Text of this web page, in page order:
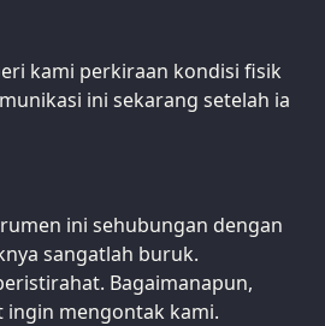
kami perkiraan kondisi fisik
ini sekarang setelah ia
ini sehubungan dengan
sangatlah buruk.
Bagaimanapun,
mengontak kami.